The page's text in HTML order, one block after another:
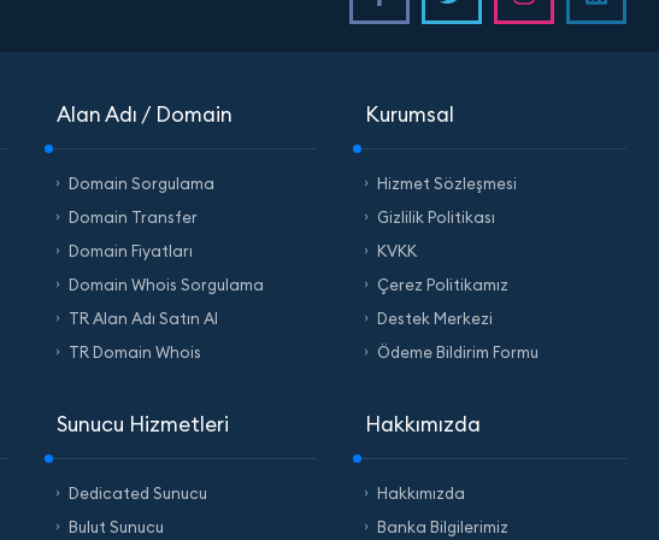
Alan Adı / Domain
Domain Sorgulama
Domain Transfer
Domain Fiyatları
Domain Whois Sorgulama
TR Alan Adı Satın Al
TR Domain Whois
Sunucu Hizmetleri
Dedicated Sunucu
Bulut Sunucu
Kurumsal
Hizmet Sözleşmesi
Gizlilik Politikası
KVKK
Çerez Politikamız
Destek Merkezi
Ödeme Bildirim Formu
Hakkımızda
Hakkımızda
Banka Bilgilerimiz